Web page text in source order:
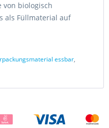
von biologisch
als Füllmaterial auf
essbar,